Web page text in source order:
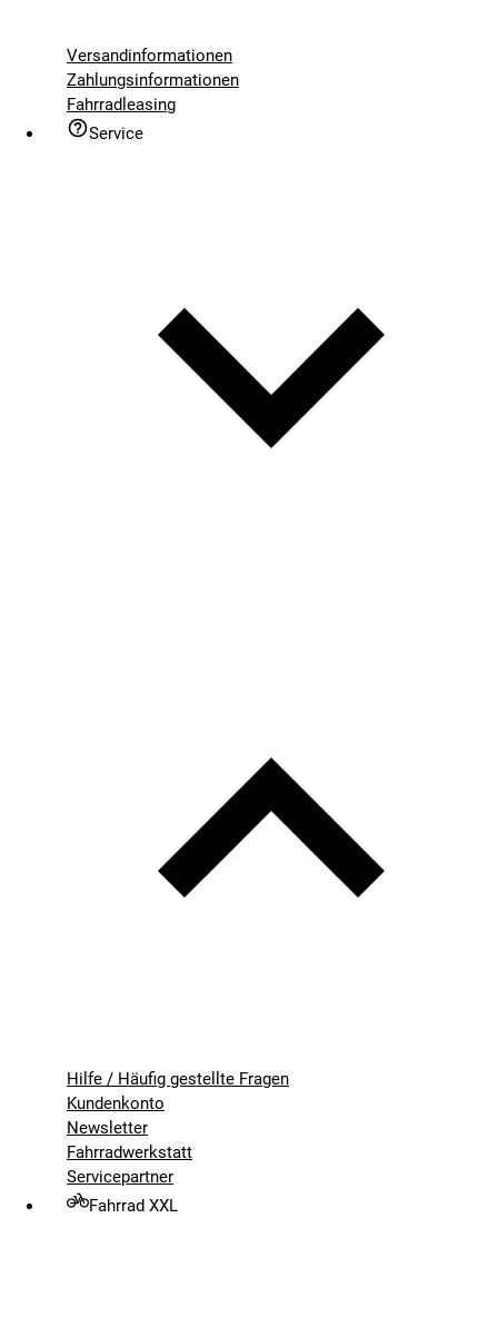
Versandinformationen
Zahlungsinformationen
Fahrradleasing
Service
Hilfe / Häufig gestellte Fragen
Kundenkonto
Newsletter
Fahrradwerkstatt
Servicepartner
Fahrrad XXL